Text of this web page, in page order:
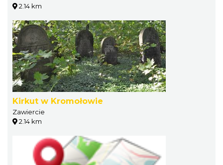
2.14 km
Kirkut w Kromołowie
Zawiercie
2.14 km